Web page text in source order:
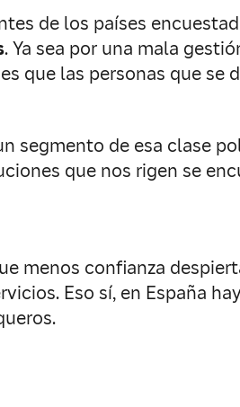
de los países
. Ya sea por una mala
que las personas que
segmento de esa clase
que nos rigen se
menos confianza
Eso sí, en España